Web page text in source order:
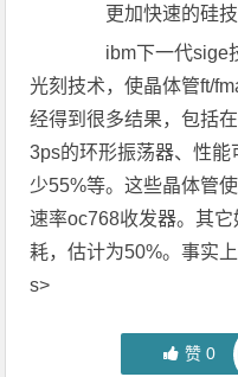
更加快速的硅技
ibm下一代sige
光刻技术，使晶体管ft/
经得到很多结果，包括
3ps的环形振荡器、性
少55%等。这些晶体管
速率oc768收发器。其
耗，估计为50%。事实
s>
赞 0